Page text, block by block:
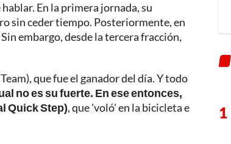
En la primera jornada, su
sin ceder tiempo. Posteriormente, en
embargo, desde la tercera fracción,
que fue el ganador del día. Y todo
no es su fuerte. En ese entonces,
Quick Step), que 'voló' en la bicicleta e